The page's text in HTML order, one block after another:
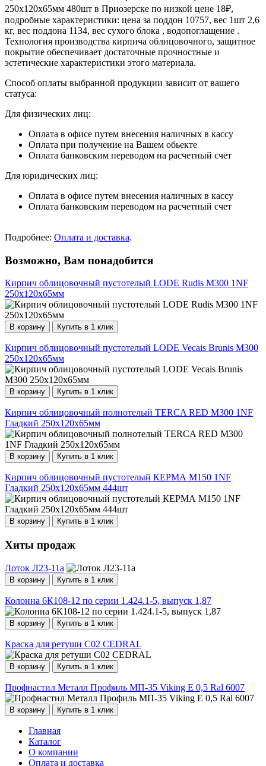
250х120х65мм 480шт в Приозерске по низкой цене 18₽,
подробные характеристики: цена за поддон 10757, вес 1шт 2,6
кг, вес поддона 1134, вес сухого блока , водопоглащение .
Технология производства кирпича облицовочного, защитное
покрытие обеспечивает достаточные прочностные и
эстетические характеристики этого материала.
Способ оплаты выбранной продукции зависит от вашего
статуса:
Для физических лиц:
Оплата в офисе путем внесения наличных в кассу
Оплата при получение на Вашем обьекте
Оплата банковским переводом на расчетный счет
Для юридических лиц:
Оплата в офисе путем внесения наличных в кассу
Оплата банковским переводом на расчетный счет
Подробнее: Оплата и доставка.
Возможно, Вам понадобится
Кирпич облицовочный пустотелый LODE Rudis М300 1NF
250х120х65мм
В корзину Купить в 1 клик
Кирпич облицовочный пустотелый LODE Vecais Brunis М300
250х120х65мм
В корзину Купить в 1 клик
Кирпич облицовочный полнотелый TERCA RED М300 1NF
Гладкий 250х120х65мм
В корзину Купить в 1 клик
Кирпич облицовочный пустотелый КЕРМА М150 1NF
Гладкий 250х120х65мм 444шт
В корзину Купить в 1 клик
Хиты продаж
Лоток Л23-11а
В корзину Купить в 1 клик
Колонна 6К108-12 по серии 1.424.1-5, выпуск 1,87
В корзину Купить в 1 клик
Краска для ретуши С02 CEDRAL
В корзину Купить в 1 клик
Профнастил Металл Профиль МП-35 Viking E 0,5 Ral 6007
В корзину Купить в 1 клик
Главная
Каталог
О компании
Оплата и доставка